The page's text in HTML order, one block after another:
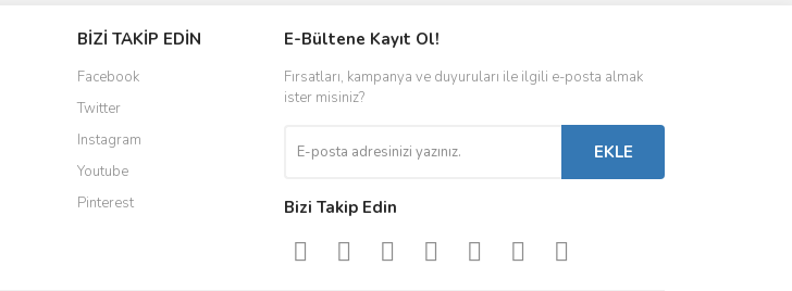
BİZİ TAKİP EDİN
Facebook
Twitter
Instagram
Youtube
Pinterest
E-Bültene Kayıt Ol!
Fırsatları, kampanya ve duyuruları ile ilgili e-posta almak
ister misiniz?
EKLE
Bizi Takip Edin